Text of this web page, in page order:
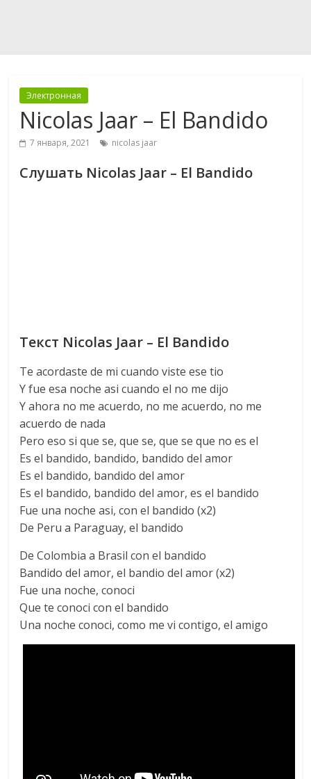
Электронная
Nicolas Jaar – El Bandido
7 января, 2021 nicolas jaar
Слушать Nicolas Jaar – El Bandido
Текст Nicolas Jaar – El Bandido
Te acordaste de mi cuando viste ese tio
Y fue esa noche asi cuando el no me dijo
Y ahora no me acuerdo, no me acuerdo, no me
acuerdo de nada
Pero eso si que se, que se, que se que no es el
Es el bandido, bandido, bandido del amor
Es el bandido, bandido del amor
Es el bandido, bandido del amor, es el bandido
Fue una noche asi, con el bandido (x2)
De Peru a Paraguay, el bandido
De Colombia a Brasil con el bandido
Bandido del amor, el bandio del amor (x2)
Fue una noche, conoci
Que te conoci con el bandido
Una noche conoci, como me vi contigo, el amigo